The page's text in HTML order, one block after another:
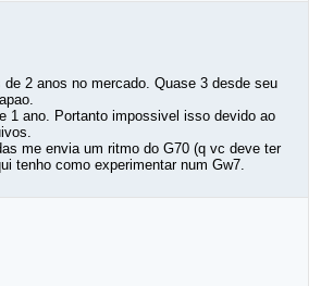
2 anos no mercado. Quase 3 desde seu
1 ano. Portanto impossivel isso devido ao
me envia um ritmo do G70 (q vc deve ter
tenho como experimentar num Gw7.